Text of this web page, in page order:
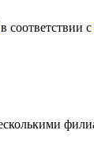
в соответствии с